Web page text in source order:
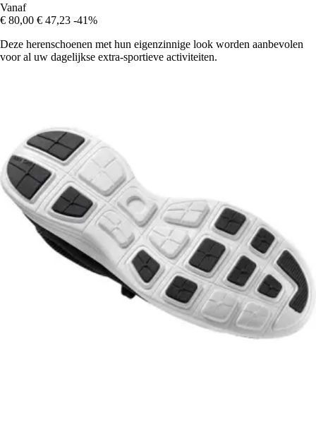
Vanaf
€ 80,00 € 47,23 -41%
Deze herenschoenen met hun eigenzinnige look worden aanbevolen
voor al uw dagelijkse extra-sportieve activiteiten.